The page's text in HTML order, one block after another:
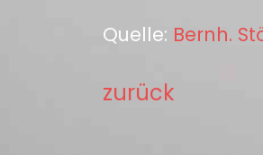
Quelle: Bernh.
zurück